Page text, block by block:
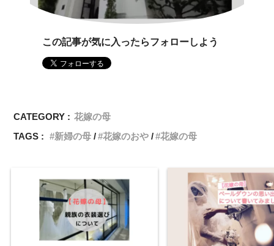
この記事が気に入ったらフォローしよう
CATEGORY : 花嫁の母
TAGS :
新婦の母 花嫁のおや 花嫁の母